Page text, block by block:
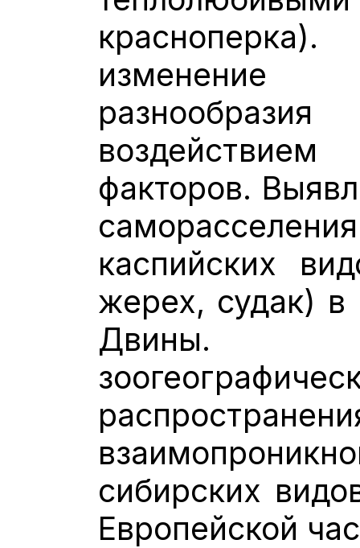
изменение
факторов.
каспийских
жерех, судак)
Двины.
сибирских
Европейской